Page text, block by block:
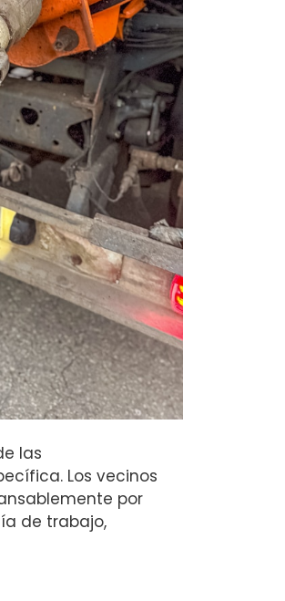
las
Los vecinos
por
de trabajo,